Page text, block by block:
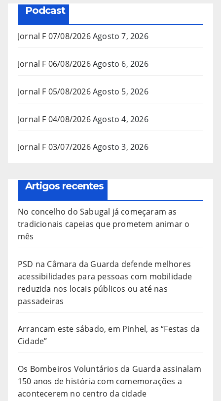
Podcast
Jornal F 07/08/2026Agosto 7, 2026
Jornal F 06/08/2026Agosto 6, 2026
Jornal F 05/08/2026Agosto 5, 2026
Jornal F 04/08/2026Agosto 4, 2026
Jornal F 03/07/2026Agosto 3, 2026
Artigos recentes
No concelho do Sabugal já começaram as
tradicionais capeias que prometem animar o
mês
PSD na Câmara da Guarda defende melhores
acessibilidades para pessoas com mobilidade
reduzida nos locais públicos ou até nas
passadeiras
Arrancam este sábado, em Pinhel, as “Festas da
Cidade”
Os Bombeiros Voluntários da Guarda assinalam
150 anos de história com comemorações a
acontecerem no centro da cidade